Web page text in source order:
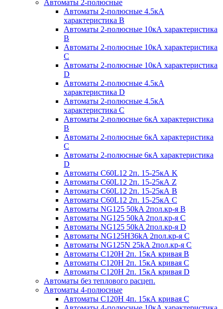
Автоматы 2-полюсные
Автоматы 2-полюсные 4.5кА
характеристика В
Автоматы 2-полюсные 10кА характеристика
B
Автоматы 2-полюсные 10кА характеристика
C
Автоматы 2-полюсные 10кА характеристика
D
Автоматы 2-полюсные 4.5кА
характеристика D
Автоматы 2-полюсные 4.5кА
характеристика С
Автоматы 2-полюсные 6кА характеристика
B
Автоматы 2-полюсные 6кА характеристика
C
Автоматы 2-полюсные 6кА характеристика
D
Автоматы C60L12 2п. 15-25кА K
Автоматы C60L12 2п. 15-25кА Z
Автоматы C60L12 2п. 15-25кА B
Автоматы C60L12 2п. 15-25кА C
Автоматы NG125 50kA 2пол.кр-я B
Автоматы NG125 50kA 2пол.кр-я C
Автоматы NG125 50kA 2пол.кр-я D
Автоматы NG125H36kA 2пол.кр-я C
Автоматы NG125N 25kA 2пол.кр-я C
Автоматы С120H 2п. 15кА кривая B
Автоматы С120H 2п. 15кА кривая C
Автоматы С120H 2п. 15кА кривая D
Автоматы без теплового расцеп.
Автоматы 4-полюсные
Автоматы С120H 4п. 15кА кривая C